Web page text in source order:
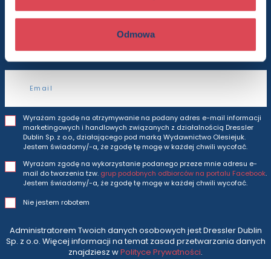
Odmowa
Będziesz otrzymywać wszytkie nasze nowości
prosto do Twojej skrzynki odbiorczej.
Wyrażam zgodę na otrzymywanie na podany adres e-mail informacji
marketingowych i handlowych związanych z działalnością Dressler
Dublin Sp. z o.o., działającego pod marką Wydawnictwo Olesiejuk.
Jestem świadomy/-a, że zgodę tę mogę w każdej chwili wycofać.
Wyrażam zgodę na wykorzystanie podanego przeze mnie adresu e-
mail do tworzenia tzw. grup podobnych odbiorców na portalu Facebook.
Jestem świadomy/-a, że zgodę tę mogę w każdej chwili wycofać.
Nie jestem robotem
Administratorem Twoich danych osobowych jest Dressler Dublin
Sp. z o.o. Więcej informacji na temat zasad przetwarzania danych
znajdziesz wPolityce Prywatności.